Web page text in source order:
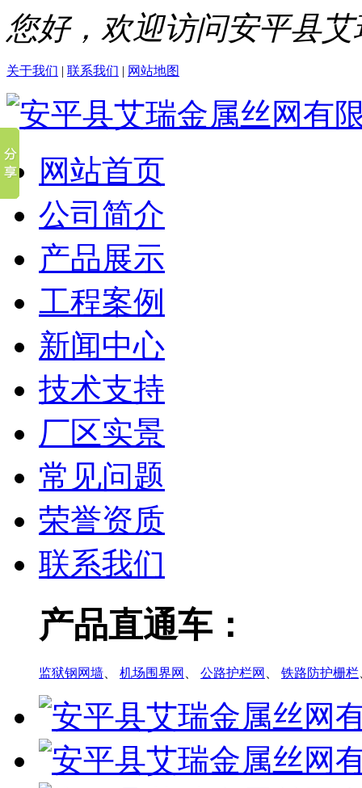
您好，欢迎访问安平县
关于我们 | 联系我们 | 网站地图
网站首页
公司简介
产品展示
工程案例
新闻中心
技术支持
厂区实景
常见问题
荣誉资质
联系我们
产品直通车：
监狱钢网墙 机场围界网 公路护栏网 铁路防护栅栏